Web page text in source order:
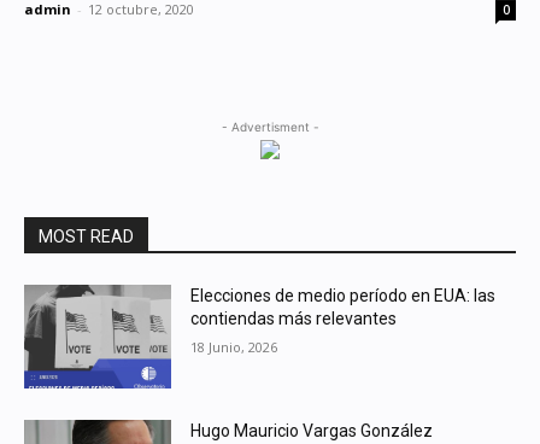
admin - 12 octubre, 2020 0
- Advertisment -
MOST READ
Elecciones de medio período en EUA: las
contiendas más relevantes
18 Junio, 2026
Hugo Mauricio Vargas González